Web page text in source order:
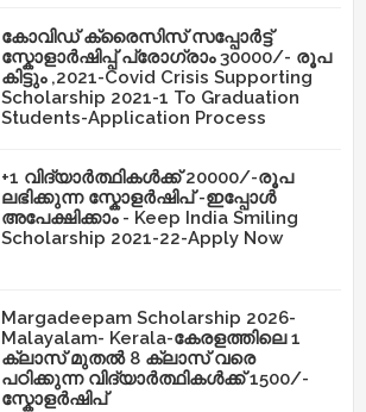
കോവിഡ് ക്രൈസിസ് സപ്പോർട്ട്
സ്കോളാർഷിപ്പ് പ്രോഗ്രാം 30000/- രൂപ
കിട്ടും ,2021-Covid Crisis Supporting
Scholarship 2021-1 To Graduation
Students-Application Process
+1 വിദ്യാർത്ഥികൾക്ക് 20000/-രൂപ
ലഭിക്കുന്ന സ്കോളർഷിപ് -ഇപ്പോൾ
അപേക്ഷിക്കാം - Keep India Smiling
Scholarship 2021-22-Apply Now
Margadeepam Scholarship 2026-
Malayalam- Kerala-കേരളത്തിലെ 1
ക്ലാസ് മുതൽ 8 ക്ലാസ് വരെ
പഠിക്കുന്ന വിദ്യാർത്ഥികൾക്ക് 1500/-
സ്കോളർഷിപ്